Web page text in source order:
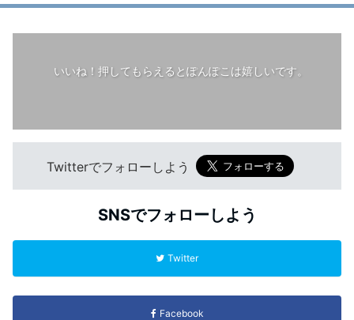
いいね！押してもらえるとぽんぽこは嬉しいです。
Twitterでフォローしよう
SNSでフォローしよう
Twitter
Facebook